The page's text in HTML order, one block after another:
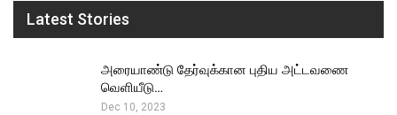
Latest Stories
அரையாண்டு தேர்வுக்கான புதிய அட்டவணை
வெளியீடு…
Dec 10, 2023